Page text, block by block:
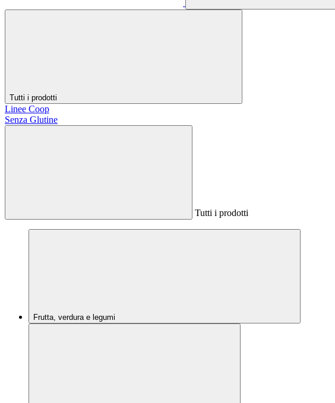
Tutti i prodotti
Linee Coop
Senza Glutine
Tutti i prodotti
Frutta, verdura e legumi